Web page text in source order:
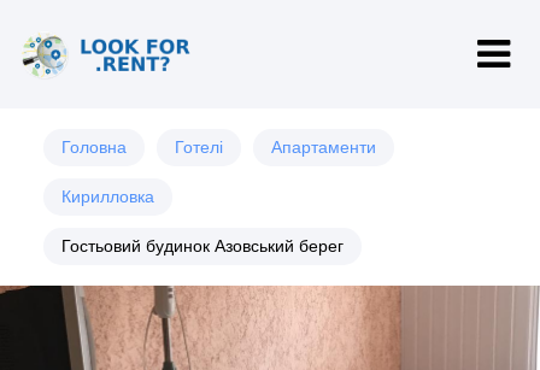
Головна Готелі Апартаменти
Кирилловка
Гостьовий будинок Азовський берег